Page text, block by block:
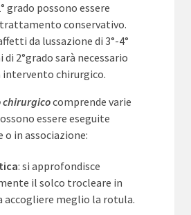
grado possono essere
conservativo.
da lussazione di 3°-4°
di 2°grado sarà necessario
intervento chirurgico.
comprende varie
essere eseguite
in associazione:
: si approfondisce
il solco trocleare in
accogliere meglio la rotula.